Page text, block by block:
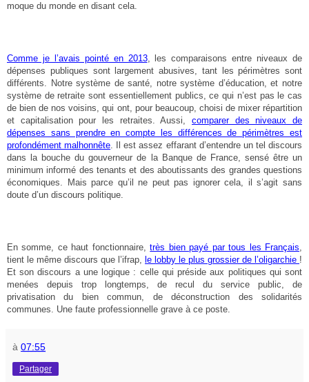
moque du monde en disant cela.
Comme je l’avais pointé en 2013, les comparaisons entre niveaux de
dépenses publiques sont largement abusives, tant les périmètres sont
différents. Notre système de santé, notre système d’éducation, et notre
système de retraite sont essentiellement publics, ce qui n’est pas le cas
de bien de nos voisins, qui ont, pour beaucoup, choisi de mixer répartition
et capitalisation pour les retraites. Aussi, comparer des niveaux de
dépenses sans prendre en compte les différences de périmètres est
profondément malhonnête. Il est assez effarant d’entendre un tel discours
dans la bouche du gouverneur de la Banque de France, sensé être un
minimum informé des tenants et des aboutissants des grandes questions
économiques. Mais parce qu’il ne peut pas ignorer cela, il s’agit sans
doute d’un discours politique.
En somme, ce haut fonctionnaire,très bien payé par tous les Français,
tient le même discours que l’ifrap, le lobby le plus grossier de l’oligarchie !
Et son discours a une logique : celle qui préside aux politiques qui sont
menées depuis trop longtemps, de recul du service public, de
privatisation du bien commun, de déconstruction des solidarités
communes. Une faute professionnelle grave à ce poste.
à 07:55
Partager